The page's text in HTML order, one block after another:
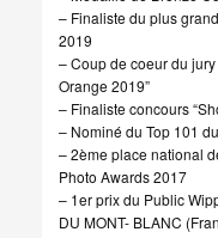
– Finaliste du plus
2019
– Coup de coeur du
Orange 2019”
– Finaliste concours
– Nominé du Top 101
– 2ème place national
Photo Awards 2017
– 1er prix du Public
DU MONT- BLANC